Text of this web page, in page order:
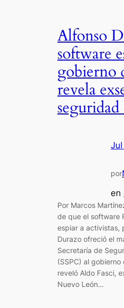
Alfonso
software
gobierno
revela
por
en
Por Marcos
de que el software
espiar a activistas,
Durazo ofreció el
Secretaría de
(SSPC) al gobierno
reveló Aldo Fasci,
Nuevo León…